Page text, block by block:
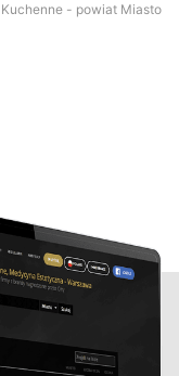
Kuchenne - powiat Miasto